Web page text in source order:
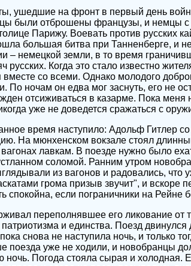
ушедшие на фронт в первый день
были отброшены французы, и немцы с
Парижу. Воевать против русских
большая битва при Танненберге, и
– немецкой земли, в то время
русских. Когда это стало известно
вместе со всеми. Однако молодого
По ночам он едва мог заснуть, его не
отсиживаться в казарме. Пока меня
уже не доведется сражаться с
время наступило: Адольф Гитлер
На мюнхенском вокзале стоял
лавкам. В поезде нужно было
соломой. Ранним утром
из вагонов и радовались, что
грома призыв звучит", и
спокойна, если пограничники на Рейне
переполнявшее его ликование от
патриотизма и единства. Поезд
снова не наступила ночь, и только
поезда уже не ходили, и новобранцы
ночь. Погода стояла сырая и холодная.